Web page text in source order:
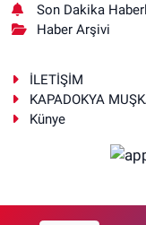
Son Dakika
Haber Arşivi
İLETİŞİM
KAPADOKYA
Künye